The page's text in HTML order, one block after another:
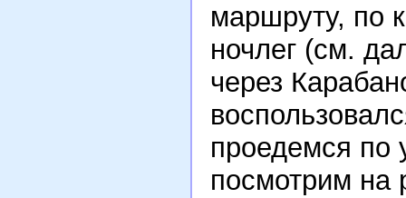
маршруту, по
ночлег (см.
через
проедемся по
посмотрим на